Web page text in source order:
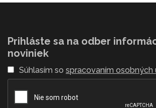
Prihláste sa na odber
noviniek
Súhlasím so spracovaním osobných